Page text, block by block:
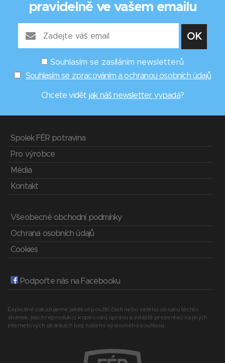
pravidelně ve vašem emailu
Souhlasím se zasíláním newsletterů
Souhlasím se zpracováním a ochranou osobních údajů
Chcete vidět jak náš newsletter vypadá?
Spolek FÉR potravina
Pro výrobce
Média
Kontakt
Všeobecné obchodní podmínky
Ochrana osobních údajů
Cookies
Podpořte nás na Facebooku
Explicitně zakazujeme jakékoli použití části nebo celého obsahu těchto
stránek, jejich reprodukci, kopírování, úpravu a zvláště prezentaci na jiných
internetových stránkách bez našeho výslovného souhlasu.